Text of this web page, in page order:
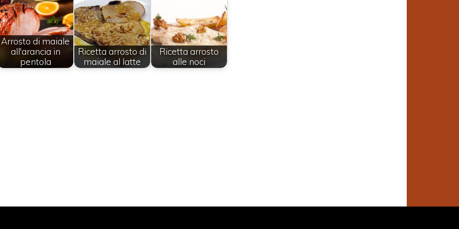
Arrosto di maiale
all'arancia in
pentola
Ricetta arrosto di
maiale al latte
Ricetta arrosto
alle noci